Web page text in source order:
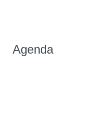
Agenda